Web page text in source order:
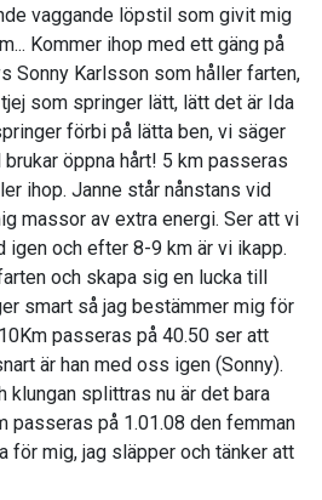
vaggande löpstil som givit mig
Kommer ihop med ett gäng på
Sonny Karlsson som håller farten,
som springer lätt, lätt det är Ida
förbi på lätta ben, vi säger
öppna hårt! 5 km passeras
ihop. Janne står nånstans vid
massor av extra energi. Ser att vi
igen och efter 8-9 km är vi ikapp.
och skapa sig en lucka till
smart så jag bestämmer mig för
passeras på 40.50 ser att
är han med oss igen (Sonny).
klungan splittras nu är det bara
passeras på 1.01.08 den femman
för mig, jag släpper och tänker att